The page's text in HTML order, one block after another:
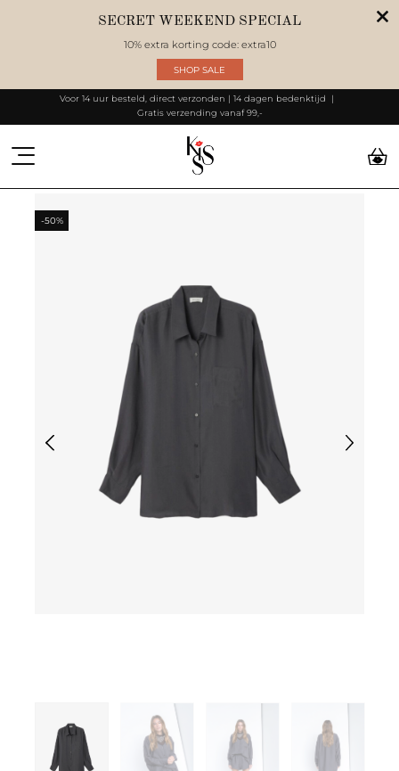
SECRET WEEKEND SPECIAL
10% extra korting code: extra10
SHOP SALE
Voor 14 uur besteld, direct verzonden | 14 dagen bedenktijd
Gratis verzending vanaf 99,-
-50%